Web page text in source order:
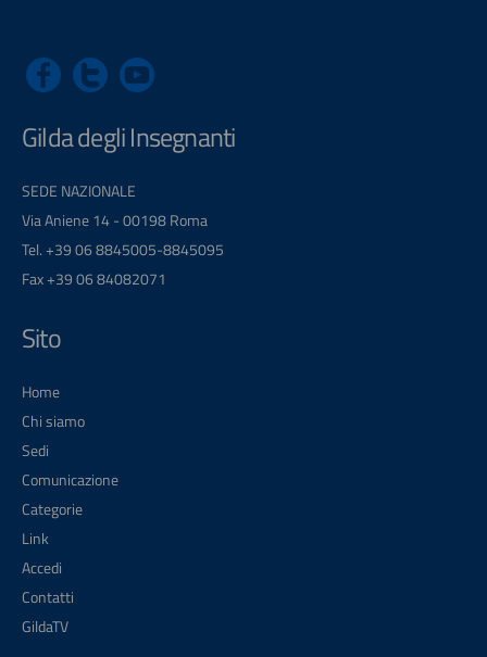
Gilda degli Insegnanti
SEDE NAZIONALE
Via Aniene 14 - 00198 Roma
Tel. +39 06 8845005-8845095
Fax +39 06 84082071
Sito
Home
Chi siamo
Sedi
Comunicazione
Categorie
Link
Accedi
Contatti
GildaTV